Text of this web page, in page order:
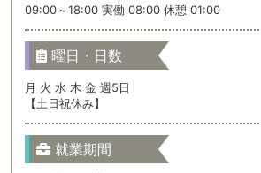
09:00～18:00 実働 08:00 休憩 01:00
曜日・日数
月 火 水 木 金 週5日
【土日祝休み】
就業期間